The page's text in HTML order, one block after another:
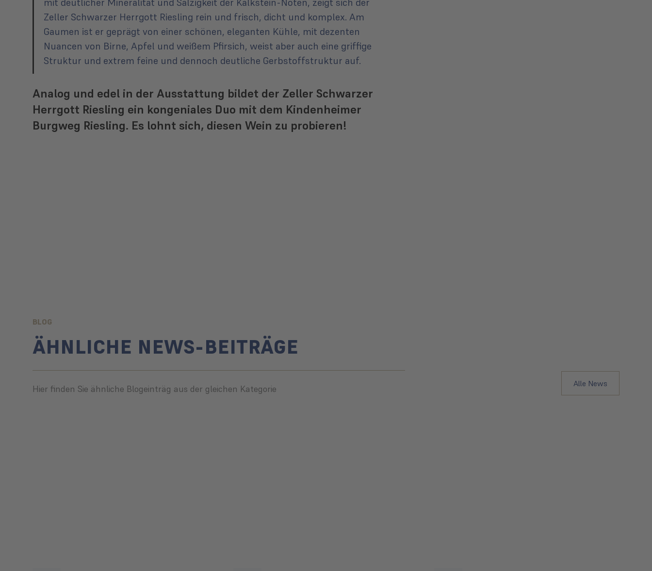
mit deutlicher Mineralität und Salzigkeit der Kalkstein-Noten, zeigt sich der
Zeller Schwarzer Herrgott Riesling rein und frisch, dicht und komplex. Am
Gaumen ist er geprägt von einer schönen, eleganten Kühle, mit dezenten
Nuancen von Birne, Apfel und weißem Pfirsich, weist aber auch eine griffige
Struktur und extrem feine und dennoch deutliche Gerbstoffstruktur auf.
Analog und edel in der Ausstattung bildet der Zeller Schwarzer
Herrgott Riesling ein kongeniales Duo mit dem Kindenheimer
Burgweg Riesling. Es lohnt sich, diesen Wein zu probieren!
BLOG
ÄHNLICHE NEWS-BEITRÄGE
Hier finden Sie ähnliche Blogeinträg aus der gleichen Kategorie Alle News